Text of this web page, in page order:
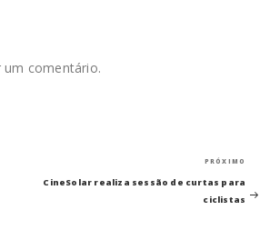
um comentário.
PRÓXIMO
CineSolar realiza sessão de curtas para
ciclistas